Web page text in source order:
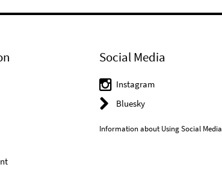
Social Media
Instagram
Bluesky
Information about Using Social Media